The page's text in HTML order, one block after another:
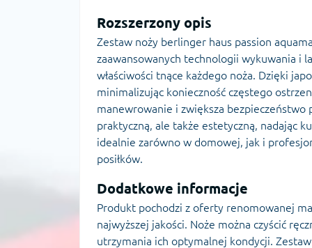
Rozszerzony opis
Zestaw noży berlinger haus passion
zaawansowanych technologii wykuwania i
właściwości tnące każdego noża. Dzięki
minimalizując konieczność częstego
manewrowanie i zwiększa bezpieczeństwo
praktyczną, ale także estetyczną, nadając
idealnie zarówno w domowej, jak i
posiłków.
Dodatkowe informacje
Produkt pochodzi z oferty renomowanej
najwyższej jakości. Noże można czyścić
utrzymania ich optymalnej kondycji.